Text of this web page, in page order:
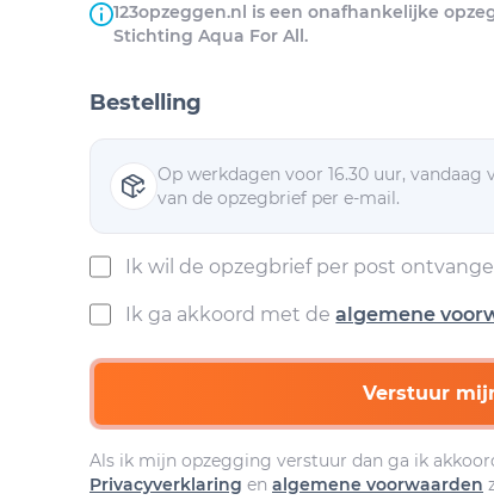
123opzeggen.nl is een onafhankelijke
Stichting Aqua For All.
Bestelling
Op werkdagen voor 16.30 uur,
van de opzegbrief per e-mail.
Ik wil de opzegbrief per post
Ik ga akkoord met dealgemene
Verstuur
Als ik mijn opzegging verstuur dan ga ik
Privacyverklaring en algemene voorwaarden